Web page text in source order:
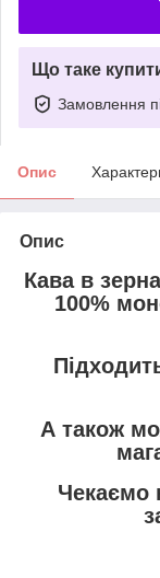
Що таке
Замовлення
Опис
Опис
Кава в
100%
А також
Чекаємо